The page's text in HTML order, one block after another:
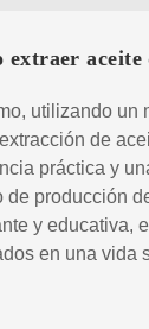
extraer aceite
utilizando un
de
práctica y
de producción
y educativa,
en una vida